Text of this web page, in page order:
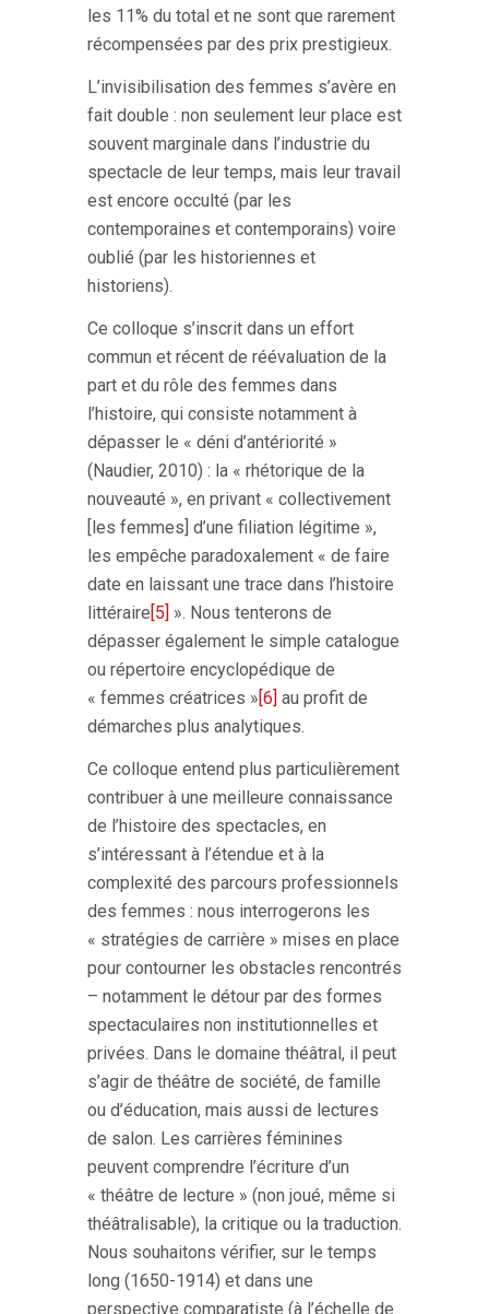
les 11% du total et ne sont que rarement
récompensées par des prix prestigieux.
L’invisibilisation des femmes s’avère en
fait double : non seulement leur place est
souvent marginale dans l’industrie du
spectacle de leur temps, mais leur travail
est encore occulté (par les
contemporaines et contemporains) voire
oublié (par les historiennes et
historiens).
Ce colloque s’inscrit dans un effort
commun et récent de réévaluation de la
part et du rôle des femmes dans
l’histoire, qui consiste notamment à
dépasser le « déni d’antériorité »
(Naudier, 2010) : la « rhétorique de la
nouveauté », en privant « collectivement
[les femmes] d’une filiation légitime »,
les empêche paradoxalement « de faire
date en laissant une trace dans l’histoire
littéraire[5] ». Nous tenterons de
dépasser également le simple catalogue
ou répertoire encyclopédique de
« femmes créatrices »[6] au profit de
démarches plus analytiques.
Ce colloque entend plus particulièrement
contribuer à une meilleure connaissance
de l’histoire des spectacles, en
s’intéressant à l’étendue et à la
complexité des parcours professionnels
des femmes : nous interrogerons les
« stratégies de carrière » mises en place
pour contourner les obstacles rencontrés
– notamment le détour par des formes
spectaculaires non institutionnelles et
privées. Dans le domaine théâtral, il peut
s’agir de théâtre de société, de famille
ou d’éducation, mais aussi de lectures
de salon. Les carrières féminines
peuvent comprendre l’écriture d’un
« théâtre de lecture » (non joué, même si
théâtralisable), la critique ou la traduction.
Nous souhaitons vérifier, sur le temps
long (1650-1914) et dans une
perspective comparatiste (à l’échelle de